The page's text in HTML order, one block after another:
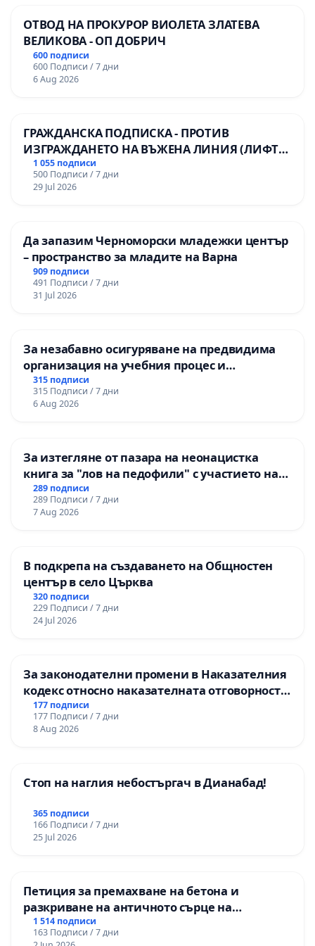
България, в т.ч. на чуждоезиковото
обучение, системата за профилиране и
външните оценявания
Да се постави началото на смислен,
Защото българските деца имат право на
адекватно на времето и потребностите им
С уважение:
България
ОТВОД НА ПРОКУРОР ВИОЛЕТА ЗЛАТЕВА
ВЕЛИКОВА - ОП ДОБРИЧ
600 подписи
600 Подписи / 7 дни
6 Aug 2026
ГРАЖДАНСКА ПОДПИСКА - ПРОТИВ
ИЗГРАЖДАНЕТО НА ВЪЖЕНА ЛИНИЯ (ЛИФТ)
НА ТЕРИТОРИЯТА НА ПРИРОДНА
ЗАБЕЛЕЖИТЕЛНОСТ „ХЪЛМ НА
ОСВОБОДИТЕЛИТЕ“ (БУНАРДЖИК)
1 055 подписи
500 Подписи / 7 дни
29 Jul 2026
Да запазим Черноморски младежки център
– пространство за младите на Варна
909 подписи
491 Подписи / 7 дни
31 Jul 2026
За незабавно осигуряване на предвидима
организация на учебния процес и
гарантиране на правото на равнопоставено
и качествено образование на учениците от
ОУ „Княз Александър I“ и Хуманитарна
315 подписи
315 Подписи / 7 дни
6 Aug 2026
За изтегляне от пазара на неонацистка
книга за "лов на педофили" с участието на
деца
289 подписи
289 Подписи / 7 дни
7 Aug 2026
В подкрепа на създаването на Общностен
център в село Църква
320 подписи
229 Подписи / 7 дни
24 Jul 2026
За законодателни промени в Наказателния
кодекс относно наказателната отговорност
на непълнолетните при особено тежки
умишлени престъпления
177 подписи
177 Подписи / 7 дни
8 Aug 2026
Стоп на наглия небостъргач в Дианабад!
365 подписи
166 Подписи / 7 дни
25 Jul 2026
Петиция за премахване на бетона и
разкриване на античното сърце на
Могиланската могила във Враца
1 514 подписи
163 Подписи / 7 дни